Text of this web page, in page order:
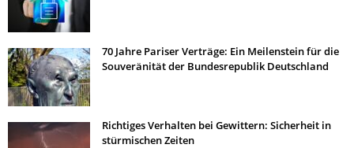
70 Jahre Pariser Verträge: Ein Meilenstein für die
Souveränität der Bundesrepublik Deutschland
Richtiges Verhalten bei Gewittern: Sicherheit in
stürmischen Zeiten